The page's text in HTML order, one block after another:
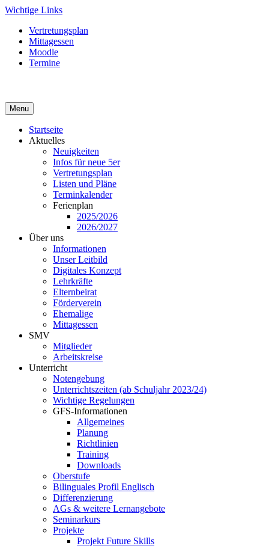
Skip
content
Wichtige Links
Vertretungsplan
Mittagessen
Moodle
Termine
Menu
Startseite
Aktuelles
Neuigkeiten
Infos für neue 5er
Vertretungsplan
Listen und Pläne
Terminkalender
Ferienplan
2025/2026
2026/2027
Über uns
Informationen
Unser Leitbild
Digitales Konzept
Lehrkräfte
Elternbeirat
Förderverein
Ehemalige
Mittagessen
SMV
Mitglieder
Arbeitskreise
Unterricht
Notengebung
Unterrichtszeiten (ab Schuljahr 2023/24)
Wichtige Regelungen
GFS-Informationen
Allgemeines
Planung
Richtlinien
Training
Downloads
Oberstufe
Bilinguales Profil Englisch
Differenzierung
AGs & weitere Lernangebote
Seminarkurs
Projekte
Projekt Future Skills